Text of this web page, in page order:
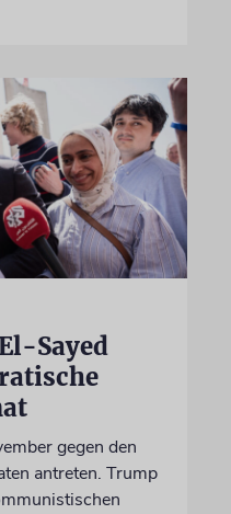
Sayed
gegen den
antreten. Trump